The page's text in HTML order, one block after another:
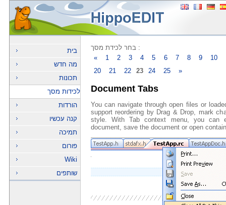
בית
מה חדש
תכונות
לכידות מסך
הורדות
קנה עכשיו
תמיכה
פורום
Wiki
שותפים
בחר לכידת מסך :
«
1 2 3 4 5 6 7 8 9 10
20
21 22 23 24 25 »
Document Tabs
You can navigate through open files or
support reordering by Drag & Drop, mark
style. With Tab context menu, you can
document, save the document or open